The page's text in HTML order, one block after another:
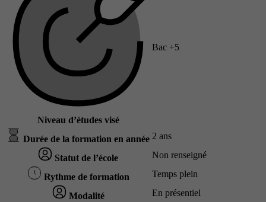
Niveau d’études visé
Bac +5
Durée de la formation en année 2 ans
Statut de l’école Non renseigné
Rythme de formation Temps plein
Modalité En présentiel